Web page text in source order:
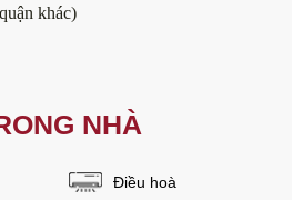
khác)
NHÀ
Điều hoà